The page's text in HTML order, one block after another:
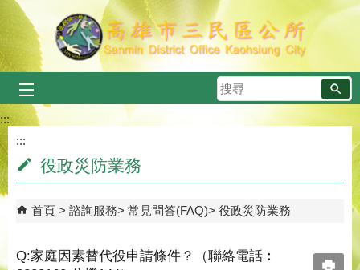
跳到主要內容區塊
搜
尋
:::
:::
役政災防業務
首頁 諮詢服務 常見問答(FAQ) 役政災防業務
Q:家庭因素替代役申請條件？（聯絡電話︰